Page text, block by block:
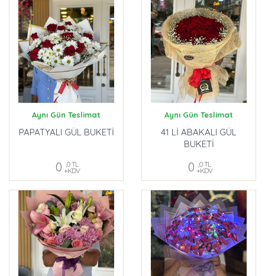
Aynı Gün Teslimat
PAPATYALI GÜL BUKETİ
0 ,0 TL
+KDV
Aynı Gün Teslimat
41 Lİ ABAKALI GÜL
BUKETİ
0 ,0 TL
+KDV